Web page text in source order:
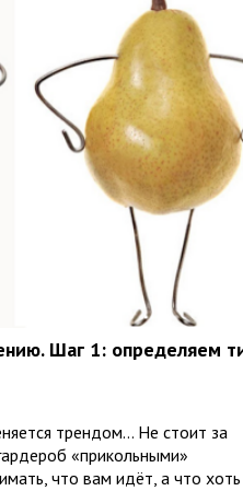
Шаг 1: определяем
трендом… Не стоит за
«прикольными»
что вам идёт, а что